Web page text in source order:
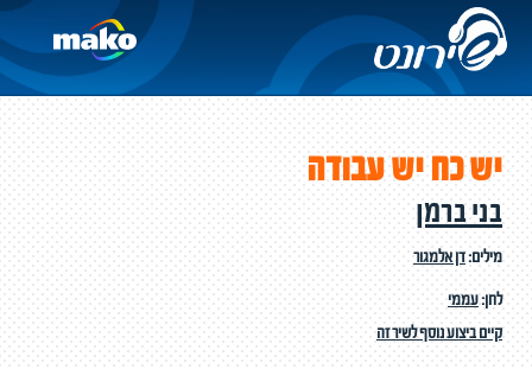
יש כח יש עבודה
בני ברמן
מילים:דן אלמגור
לחן:עממי
קיים ביצוע נוסף לשיר זה